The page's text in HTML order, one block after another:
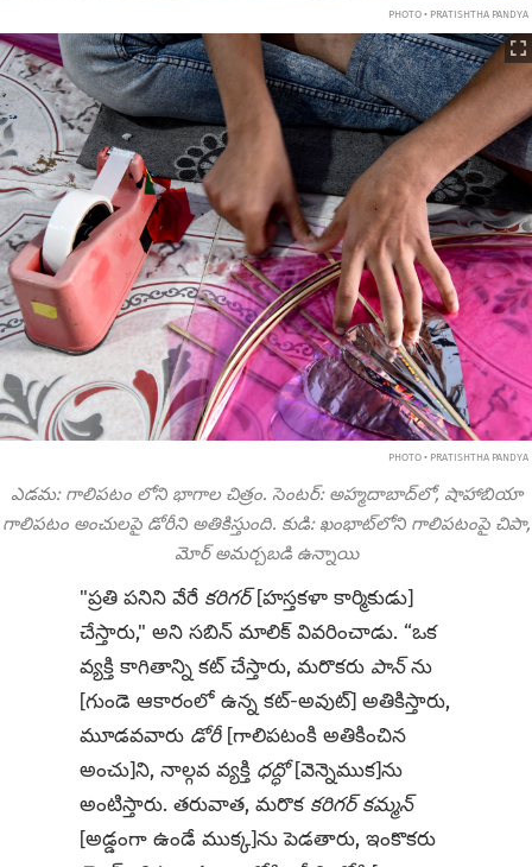
PHOTO • PRATISHTHA PANDYA
PHOTO • PRATISHTHA PANDYA
ఎడమ: గాలిపటం లోని భాగాల చిత్రం. సెంటర్: అహ్మదాబాద్‌లో, షాహాబియా
గాలిపటం అంచులపై డోరీని అతికిస్తుంది. కుడి: ఖంభాట్‌లోని గాలిపటంపై చిపా,
మోర్ అమర్చబడి ఉన్నాయి
"ప్రతి పనిని వేరే కరిగర్ [హస్తకళా కార్మికుడు]
చేస్తారు," అని సబిన్ మాలిక్ వివరించాడు. “ఒక
వ్యక్తి కాగితాన్ని కట్ చేస్తారు, మరొకరు పాన్‌ను
[గుండె ఆకారంలో ఉన్న కట్-అవుట్] అతికిస్తారు,
మూడవవారు డోరీ [గాలిపటంకి అతికించిన
అంచు]ని, నాల్గవ వ్యక్తి ధద్ధో[వెన్నెముక]ను
అంటిస్తారు. తరువాత, మరొక కరిగర్ కమ్మన్
[అడ్డంగా ఉండే ముక్క]ను పెడతారు, ఇంకొకరు